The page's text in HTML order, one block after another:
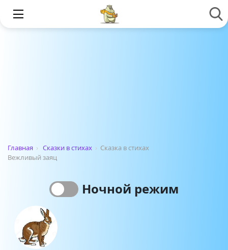
Главная › Сказки в стихах › Сказка в стихах
Вежливый заяц
Ночной режим